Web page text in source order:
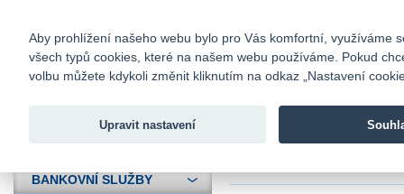
Fio banka
Fio banka
BANKOVNÍ SLUŽBY
Aby prohlížení našeho webu bylo pro Vás komfortní, využíváme
všech typů cookies, které na našem webu používáme. Pokud
volbu můžete kdykoli změnit kliknutím na odkaz „Nastavení
Upravit nastavení